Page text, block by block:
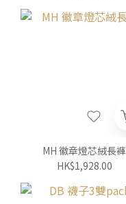
MH 徽章燈芯絨長褲
HK$1,928.00